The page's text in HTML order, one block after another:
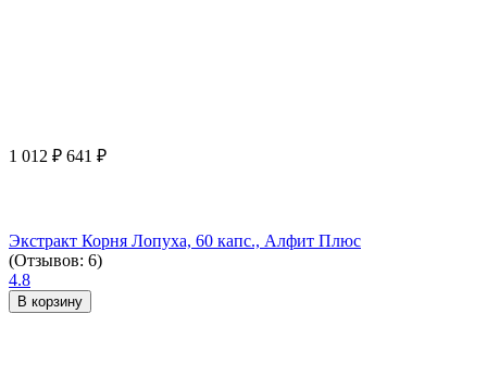
1 012 ₽ 641 ₽
Экстракт Корня Лопуха, 60 капс., Алфит Плюс
(Отзывов: 6)
4.8
В корзину